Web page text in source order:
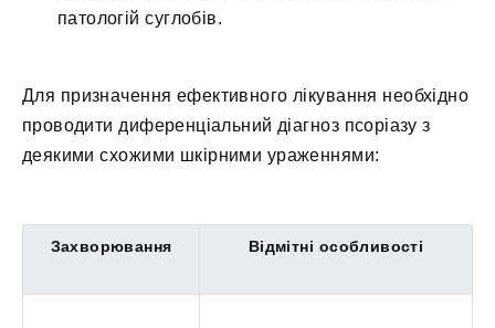
патологій суглобів.
Для призначення ефективного лікування необхідно
проводити диференціальний діагноз псоріазу з
деякими схожими шкірними ураженнями:
Захворювання Відмітні особливості